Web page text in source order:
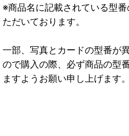
※商品名に記載されている型
ただいております。
一部、写真とカードの型番が
ので購入の際、必ず商品の型
ますようお願い申し上げます。